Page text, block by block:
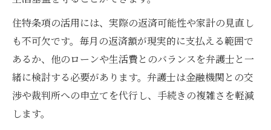
と注意点
住宅ローン以外の諸費用ローン対処法と弁
護士の提案
弁護士に相談して諸費用ローンの資金使途
住特条項の活用には、実際の返済可能性や家計の見直し
も不可欠です。毎月の返済額が現実的に支払える範囲で
あるか、他のローンや生活費とのバランスを弁護士と一
緒に検討する必要があります。弁護士は金融機関との交
渉や裁判所への申立てを代行し、手続きの複雑さを軽減
します。